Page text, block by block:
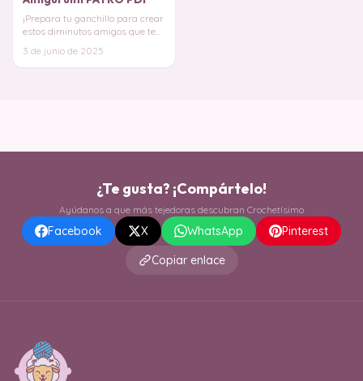
¡Prepara tu ganchillo para crear
estos diminutos amigos que te
bolsos o d
3 de junio de 2025
¿Te gusta? ¡Compártelo!
Ayúdanos a que más tejedoras descubran Crochetísimo
Facebook X WhatsApp
Pinterest
Copiar enlace